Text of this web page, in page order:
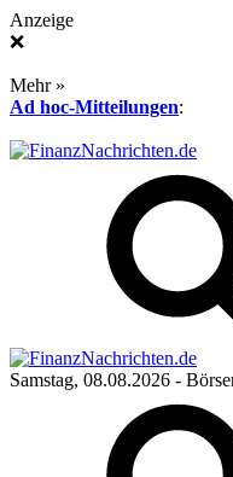
Anzeige
❌
Mehr »
Ad hoc-Mitteilungen:
Samstag, 08.08.2026 -